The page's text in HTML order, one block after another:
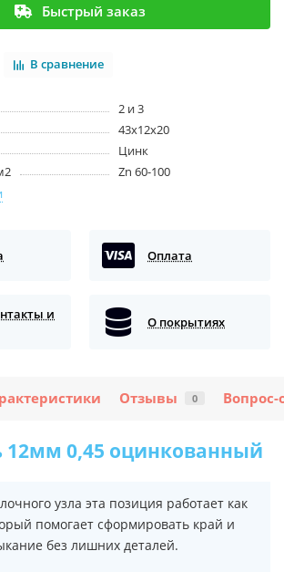
Быстрый заказ
В сравнение
2 и 3
43х12х20
Цинк
Zn 60-100
Оплата
и
О покрытиях
Отзывы 0 Вопрос-
12мм 0,45 оцинкованный
узла эта позиция работает как
помогает сформировать край и
без лишних деталей.